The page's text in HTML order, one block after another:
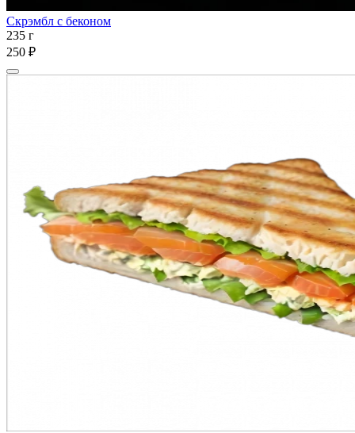
Скрэмбл с беконом
235 г
250 ₽